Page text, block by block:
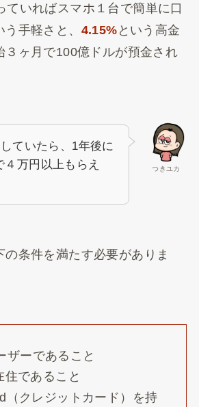
ていればスマホ１台で簡単に口
手軽さと、 4.15% という高金
３ヶ月で100億ドルが預金され
つきユカ
ていたら、1年後に
４万円以上もらえ
条件を満たす必要がありま
ザーであること
住であること
（クレジットカード）を持